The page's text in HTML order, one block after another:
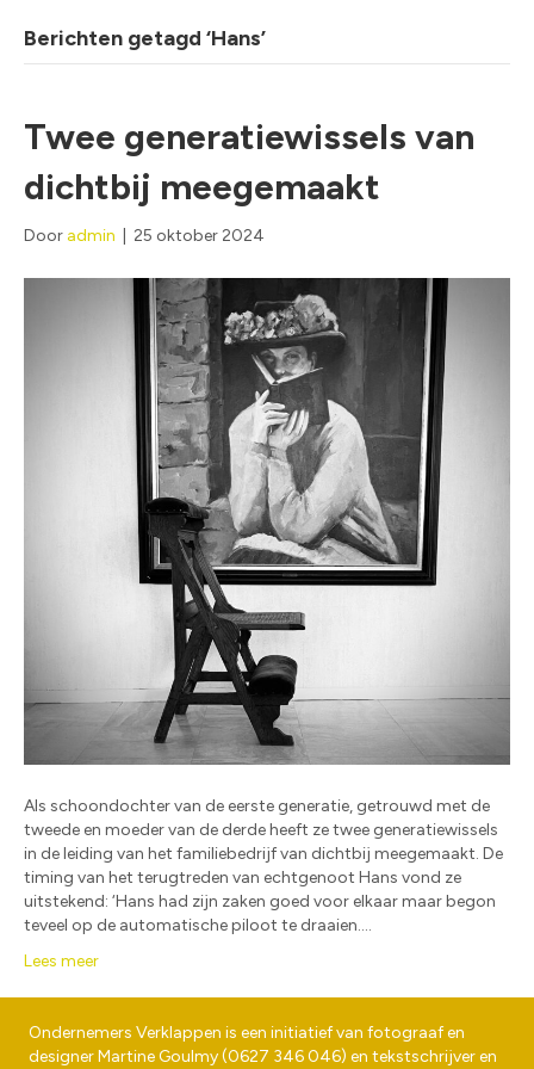
Berichten getagd ‘Hans’
Twee generatiewissels van
dichtbij meegemaakt
Door admin 25 oktober 2024
Als schoondochter van de eerste generatie, getrouwd met de
tweede en moeder van de derde heeft ze twee generatiewissels
in de leiding van het familiebedrijf van dichtbij meegemaakt. De
timing van het terugtreden van echtgenoot Hans vond ze
uitstekend: ‘Hans had zijn zaken goed voor elkaar maar begon
teveel op de automatische piloot te draaien.…
Lees meer
Ondernemers Verklappen is een initiatief van fotograaf en
designerMartine Goulmy(0627 346 046) en tekstschrijver en